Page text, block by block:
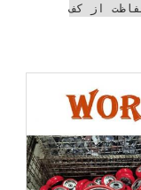
از کف